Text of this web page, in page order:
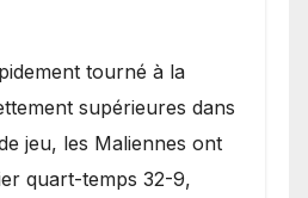
tourné à la
supérieures dans
jeu, les Maliennes ont
quart-temps 32-9,